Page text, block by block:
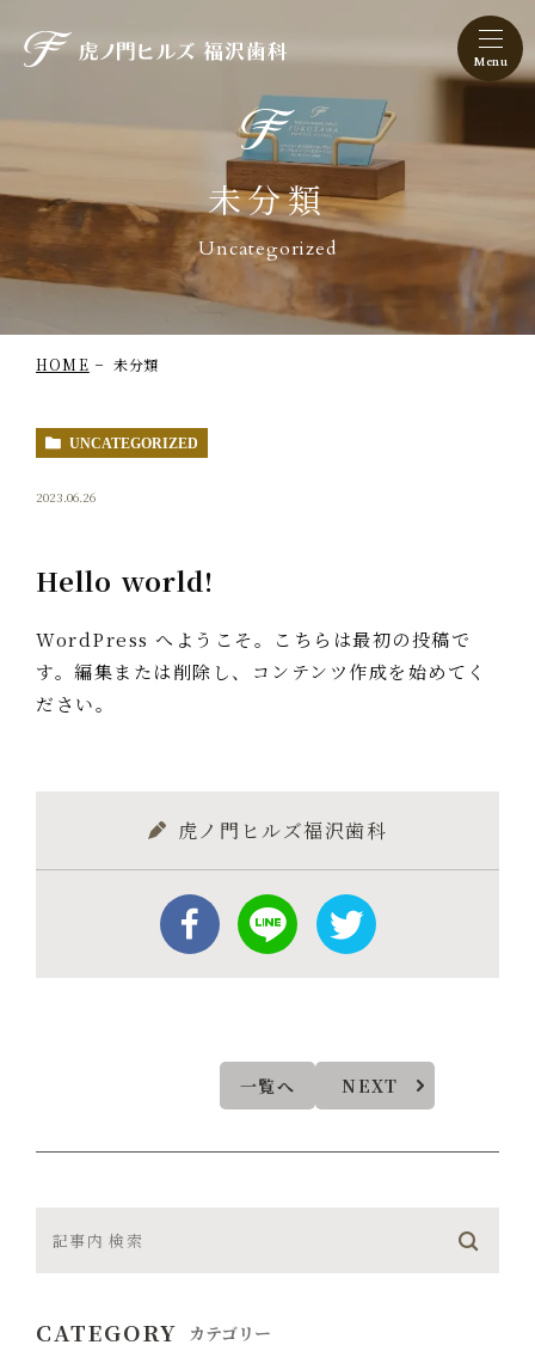
虎ノ門ヒルズ 福沢歯科
未分類
Uncategorized
HOME 未分類
UNCATEGORIZED
2023.06.26
Hello world!
WordPress へようこそ。こちらは最初の投稿で
す。編集または削除し、コンテンツ作成を始めてく
ださい。
虎ノ門ヒルズ福沢歯科
一覧へ NEXT
CATEGORY カテゴリー